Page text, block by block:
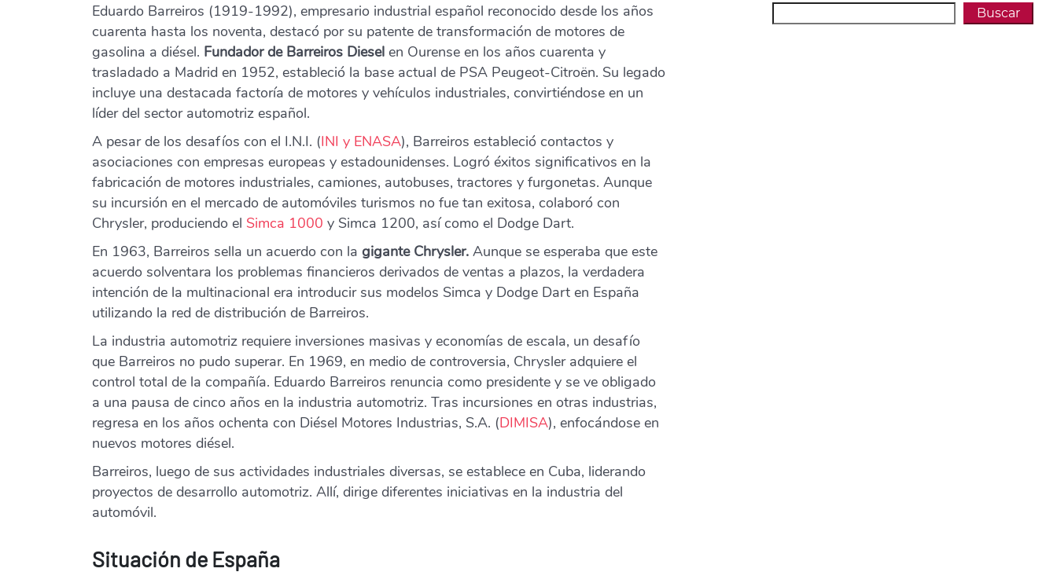
Eduardo Barreiros (1919-1992), empresario industrial español reconocido desde los años
cuarenta hasta los noventa, destacó por su patente de transformación de motores de
gasolina a diésel. Fundador de Barreiros Diesel en Ourense en los años cuarenta y
trasladado a Madrid en 1952, estableció la base actual de PSA Peugeot-Citroën. Su legado
incluye una destacada factoría de motores y vehículos industriales, convirtiéndose en un
líder del sector automotriz español.
A pesar de los desafíos con el I.N.I. (INI y ENASA), Barreiros estableció contactos y
asociaciones con empresas europeas y estadounidenses. Logró éxitos significativos en la
fabricación de motores industriales, camiones, autobuses, tractores y furgonetas. Aunque
su incursión en el mercado de automóviles turismos no fue tan exitosa, colaboró con
Chrysler, produciendo el Simca 1000 y Simca 1200, así como el Dodge Dart.
En 1963, Barreiros sella un acuerdo con la gigante Chrysler. Aunque se esperaba que este
acuerdo solventara los problemas financieros derivados de ventas a plazos, la verdadera
intención de la multinacional era introducir sus modelos Simca y Dodge Dart en España
utilizando la red de distribución de Barreiros.
La industria automotriz requiere inversiones masivas y economías de escala, un desafío
que Barreiros no pudo superar. En 1969, en medio de controversia, Chrysler adquiere el
control total de la compañía. Eduardo Barreiros renuncia como presidente y se ve obligado
a una pausa de cinco años en la industria automotriz. Tras incursiones en otras industrias,
regresa en los años ochenta con Diésel Motores Industrias, S.A. (DIMISA), enfocándose en
nuevos motores diésel.
Barreiros, luego de sus actividades industriales diversas, se establece en Cuba, liderando
proyectos de desarrollo automotriz. Allí, dirige diferentes iniciativas en la industria del
automóvil.
Situación de España
Buscar